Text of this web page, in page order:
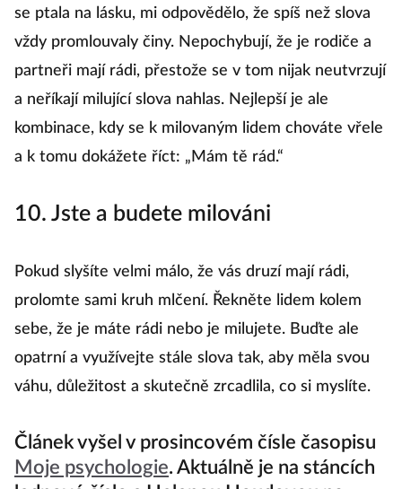
se ptala na lásku, mi odpovědělo, že spíš než slova
vždy promlouvaly činy. Nepochybují, že je rodiče a
partneři mají rádi, přestože se v tom nijak neutvrzují
a neříkají milující slova nahlas. Nejlepší je ale
kombinace, kdy se k milovaným lidem chováte vřele
a k tomu dokážete říct: „Mám tě rád.“
10. Jste a budete milováni
Pokud slyšíte velmi málo, že vás druzí mají rádi,
prolomte sami kruh mlčení. Řekněte lidem kolem
sebe, že je máte rádi nebo je milujete. Buďte ale
opatrní a využívejte stále slova tak, aby měla svou
váhu, důležitost a skutečně zrcadlila, co si myslíte.
Článek vyšel v prosincovém čísle časopisu
Moje psychologie. Aktuálně je na stáncích